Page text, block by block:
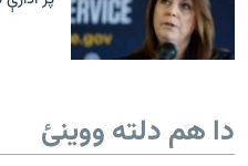
دا هم دلته ووینئ